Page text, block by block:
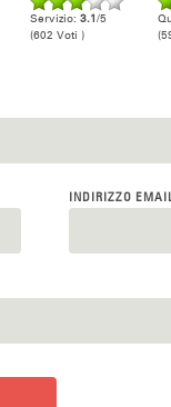
Servizio: 3.1/5
(602 Voti )
INDIRIZZO